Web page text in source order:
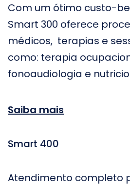
Com um ótimo custo-
Smart 300 oferece
médicos, terapias e
como: terapia
fonoaudiologia e
Saiba mais
Smart 400
Atendimento completo